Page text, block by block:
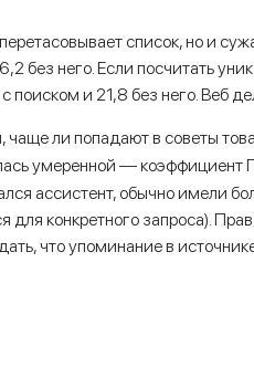
список, но и
без него. Если посчитать
поиском и 21,8 без него. Веб
ли попадают в советы
умеренной —
ассистент, обычно имели
для конкретного запроса).
что упоминание в